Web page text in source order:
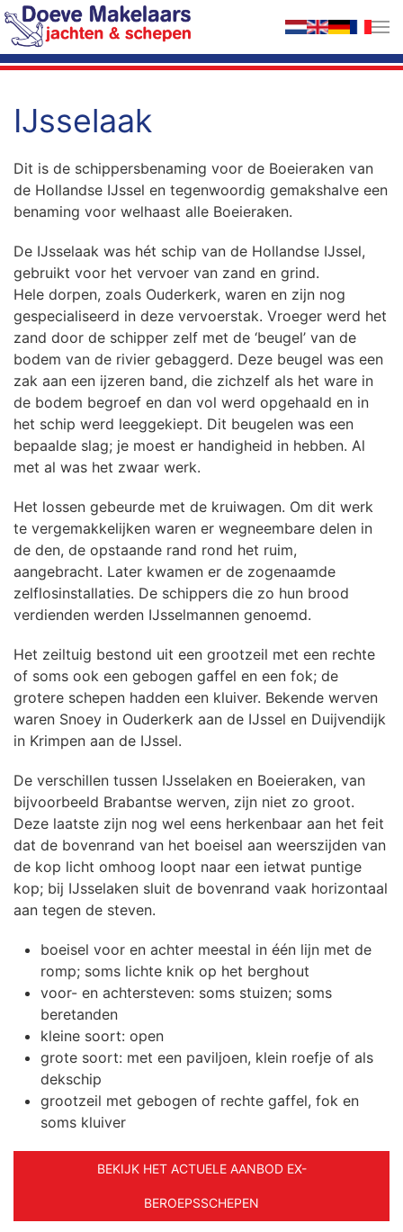
Terug naar hoofdinhoud
IJsselaak
Dit is de schippersbenaming voor de Boeieraken van
de Hollandse IJssel en tegenwoordig gemakshalve een
benaming voor welhaast alle Boeieraken.
De IJsselaak was hét schip van de Hollandse IJssel,
gebruikt voor het vervoer van zand en grind.
Hele dorpen, zoals Ouderkerk, waren en zijn nog
gespecialiseerd in deze vervoerstak. Vroeger werd het
zand door de schipper zelf met de ‘beugel’ van de
bodem van de rivier gebaggerd. Deze beugel was een
zak aan een ijzeren band, die zichzelf als het ware in
de bodem begroef en dan vol werd opgehaald en in
het schip werd leeggekiept. Dit beugelen was een
bepaalde slag; je moest er handigheid in hebben. Al
met al was het zwaar werk.
Het lossen gebeurde met de kruiwagen. Om dit werk
te vergemakkelijken waren er wegneembare delen in
de den, de opstaande rand rond het ruim,
aangebracht. Later kwamen er de zogenaamde
zelflosinstallaties. De schippers die zo hun brood
verdienden werden IJsselmannen genoemd.
Het zeiltuig bestond uit een grootzeil met een rechte
of soms ook een gebogen gaffel en een fok; de
grotere schepen hadden een kluiver. Bekende werven
waren Snoey in Ouderkerk aan de IJssel en Duijvendijk
in Krimpen aan de IJssel.
De verschillen tussen IJsselaken en Boeieraken, van
bijvoorbeeld Brabantse werven, zijn niet zo groot.
Deze laatste zijn nog wel eens herkenbaar aan het feit
dat de bovenrand van het boeisel aan weerszijden van
de kop licht omhoog loopt naar een ietwat puntige
kop; bij IJsselaken sluit de bovenrand vaak horizontaal
aan tegen de steven.
boeisel voor en achter meestal in één lijn met de
romp; soms lichte knik op het berghout
voor- en achtersteven: soms stuizen; soms
beretanden
kleine soort: open
grote soort: met een paviljoen, klein roefje of als
dekschip
grootzeil met gebogen of rechte gaffel, fok en
soms kluiver
BEKIJK HET ACTUELE AANBOD EX-
BEROEPSSCHEPEN